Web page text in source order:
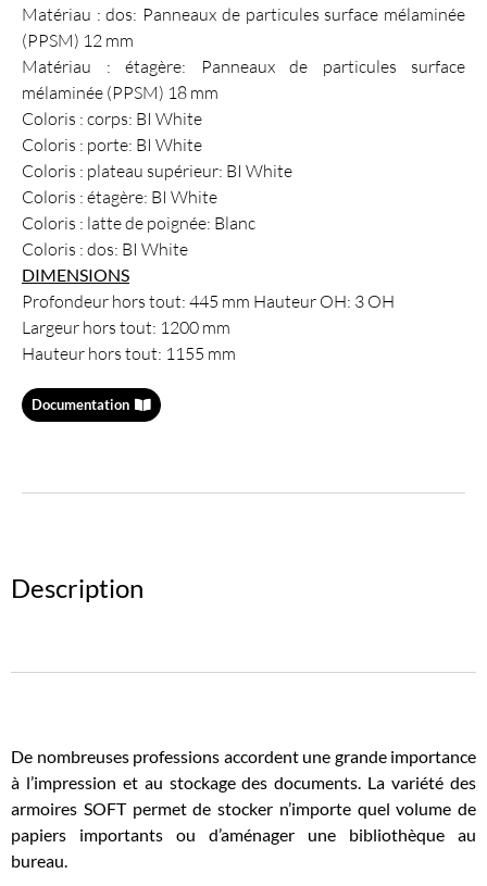
Matériau : dos: Panneaux de particules surface mélaminée
(PPSM) 12 mm
Matériau : étagère: Panneaux de particules surface
mélaminée (PPSM) 18 mm
Coloris : corps: BI White
Coloris : porte: BI White
Coloris : plateau supérieur: BI White
Coloris : étagère: BI White
Coloris : latte de poignée: Blanc
Coloris : dos: BI White
DIMENSIONS
Profondeur hors tout: 445 mm Hauteur OH: 3 OH
Largeur hors tout: 1200 mm
Hauteur hors tout: 1155 mm
Documentation
Description
De nombreuses professions accordent une grande importance
à l’impression et au stockage des documents. La variété des
armoires SOFT permet de stocker n’importe quel volume de
papiers importants ou d’aménager une bibliothèque au
bureau.